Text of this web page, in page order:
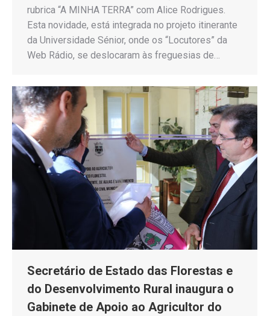
rubrica “A MINHA TERRA” com Alice Rodrigues.
Esta novidade, está integrada no projeto itinerante
da Universidade Sénior, onde os “Locutores” da
Web Rádio, se deslocaram às freguesias de…
Secretário de Estado das Florestas e
do Desenvolvimento Rural inaugura o
Gabinete de Apoio ao Agricultor do